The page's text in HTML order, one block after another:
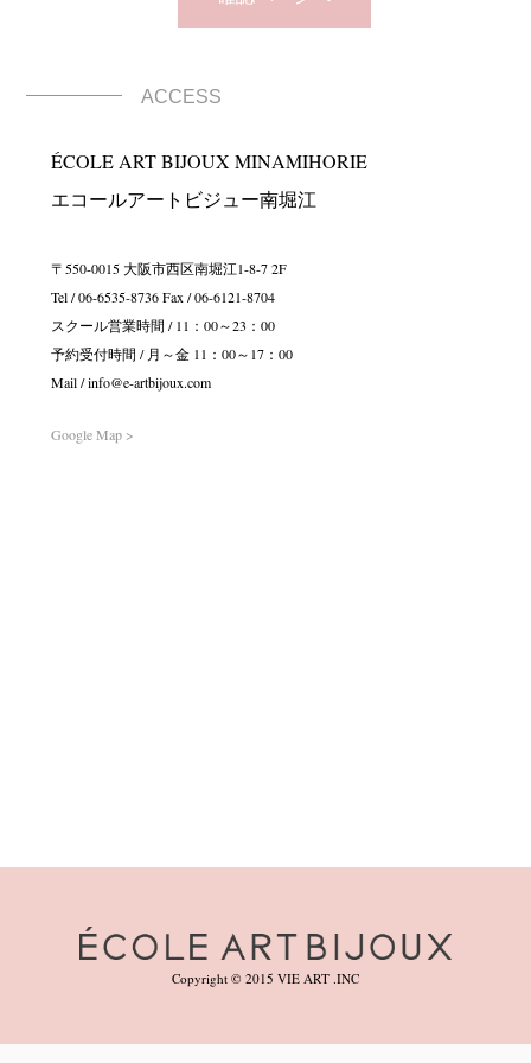
ACCESS
ÉCOLE ART BIJOUX MINAMIHORIE
エコールアートビジュー南堀江
〒550-0015 大阪市西区南堀江1-8-7 2F
Tel / 06-6535-8736 Fax / 06-6121-8704
スクール営業時間 / 11：00～23：00
予約受付時間 / 月～金 11：00～17：00
Mail / info@e-artbijoux.com
Google Map >
Copyright © 2015 VIE ART .INC